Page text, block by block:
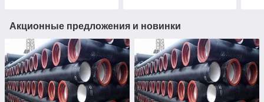
Акционные предложения и новинки